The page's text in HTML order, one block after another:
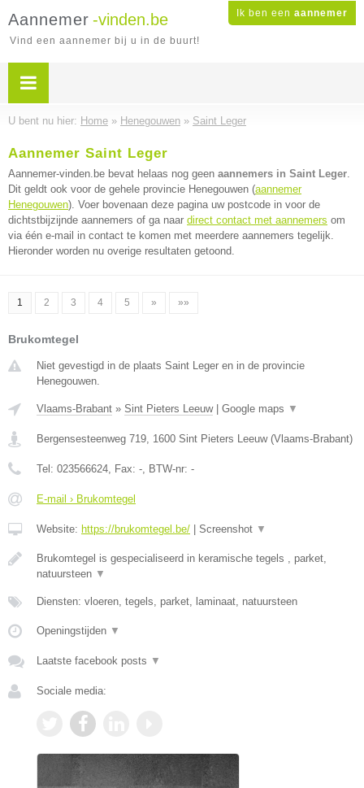
Ik ben een aannemer
Aannemer -vinden.be
Vind een aannemer bij u in de buurt!
U bent nu hier: Home » Henegouwen » Saint Leger
Aannemer Saint Leger
Aannemer-vinden.be bevat helaas nog geen aannemers in Saint Leger.
Dit geldt ook voor de gehele provincie Henegouwen (aannemer
Henegouwen). Voer bovenaan deze pagina uw postcode in voor de
dichtstbijzijnde aannemers of ga naar direct contact met aannemers om
via één e-mail in contact te komen met meerdere aannemers tegelijk.
Hieronder worden nu overige resultaten getoond.
1 2 3 4 5 » »»
Brukomtegel
Niet gevestigd in de plaats Saint Leger en in de provincie
Henegouwen.
Vlaams-Brabant » Sint Pieters Leeuw| Google maps ▼
Bergensesteenweg 719, 1600 Sint Pieters Leeuw(Vlaams-Brabant)
Tel: 023566624, Fax: -, BTW-nr: -
E-mail › Brukomtegel
Website: https://brukomtegel.be/ Screenshot ▼
Brukomtegel is gespecialiseerd in keramische tegels , parket,
natuursteen ▼
Diensten: vloeren, tegels, parket, laminaat, natuursteen
Openingstijden ▼
Laatste facebook posts ▼
Sociale media: